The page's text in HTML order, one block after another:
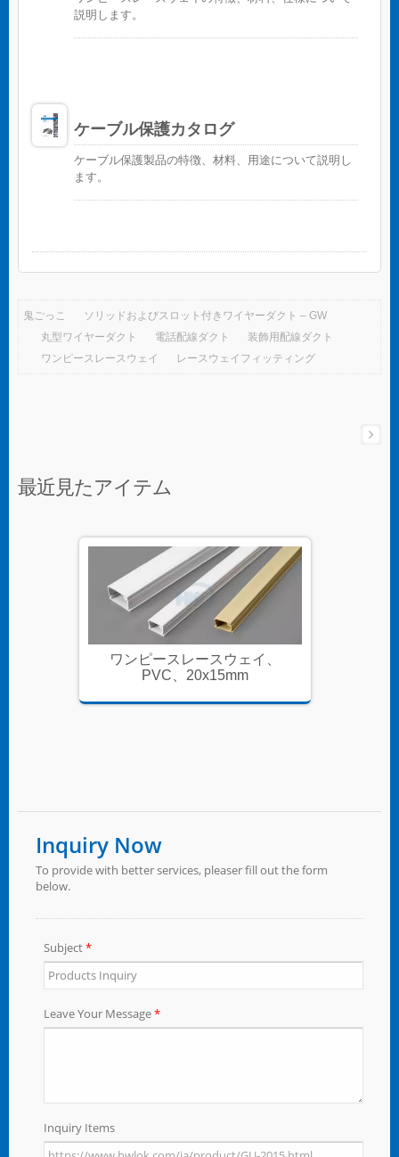
説明します。
ケーブル保護カタログ
ケーブル保護製品の特徴、材料、用途について説明し
ます。
鬼ごっこ
ソリッドおよびスロット付きワイヤーダクト – GW
丸型ワイヤーダクト
電話配線ダクト
装飾用配線ダクト
ワンピースレースウェイ
レースウェイフィッティング
最近見たアイテム
ワンピースレースウェイ、
PVC、20x15mm